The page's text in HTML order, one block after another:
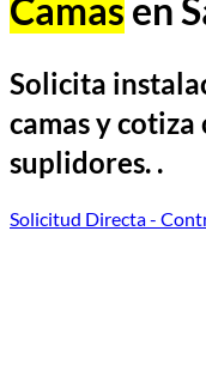
Camas en
Solicita
camas y
suplidores. .
Solicitud Directa-